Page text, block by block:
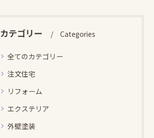
カテゴリー Categories
全てのカテゴリー
注文住宅
リフォーム
エクステリア
外壁塗装